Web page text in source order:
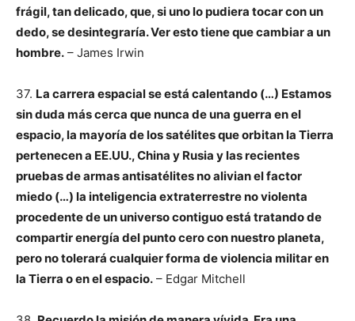
frágil, tan delicado, que, si uno lo pudiera tocar con un
dedo, se desintegraría. Ver esto tiene que cambiar a un
hombre. – James Irwin
37. La carrera espacial se está calentando (…) Estamos
sin duda más cerca que nunca de una guerra en el
espacio, la mayoría de los satélites que orbitan la Tierra
pertenecen a EE.UU., China y Rusia y las recientes
pruebas de armas antisatélites no alivian el factor
miedo (…) la inteligencia extraterrestre no violenta
procedente de un universo contiguo está tratando de
compartir energía del punto cero con nuestro planeta,
pero no tolerará cualquier forma de violencia militar en
la Tierra o en el espacio. – Edgar Mitchell